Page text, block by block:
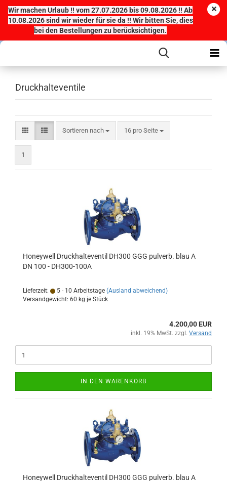
Wir machen Urlaub !! vom 27.07.2026 bis 09.08.2026 !! Ab
10.08.2026 sind wir wieder für sie da !! Wir bitten Sie, dies
bei den Bestellungen zu berücksichtigen.
Druckhalteventile
Sortieren nach
Sortieren nach 16 pro Seite
pro Seite
1
Honeywell Druckhalteventil DH300 GGG pulverb. blau A
DN 100 - DH300-100A
Lieferzeit: 5 - 10 Arbeitstage (Ausland abweichend)
Versandgewicht: 60 kg je Stück
4.200,00 EUR
inkl. 19% MwSt. zzgl. Versand
IN DEN WARENKORB
Honeywell Druckhalteventil DH300 GGG pulverb. blau A